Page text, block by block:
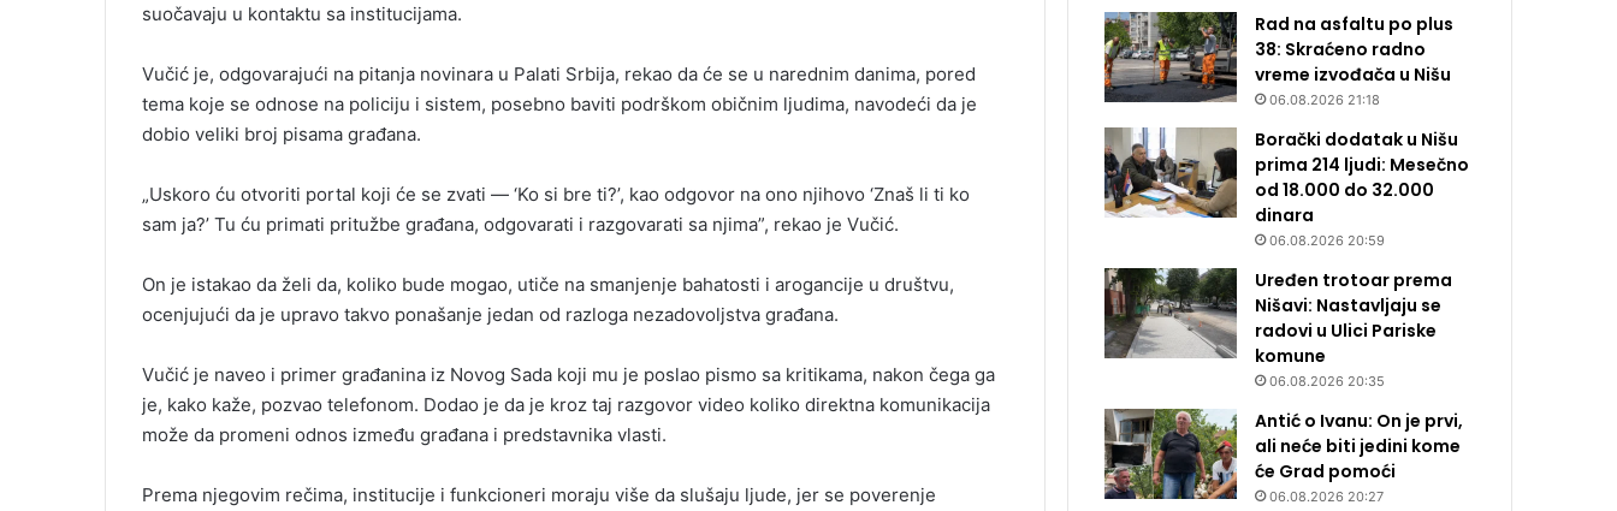
suočavaju u kontaktu sa institucijama.
Vučić je, odgovarajući na pitanja novinara u Palati Srbija, rekao da će se u narednim danima, pored
tema koje se odnose na policiju i sistem, posebno baviti podrškom običnim ljudima, navodeći da je
dobio veliki broj pisama građana.
„Uskoro ću otvoriti portal koji će se zvati — ‘Ko si bre ti?’, kao odgovor na ono njihovo ‘Znaš li ti ko
sam ja?’ Tu ću primati pritužbe građana, odgovarati i razgovarati sa njima”, rekao je Vučić.
On je istakao da želi da, koliko bude mogao, utiče na smanjenje bahatosti i arogancije u društvu,
ocenjujući da je upravo takvo ponašanje jedan od razloga nezadovoljstva građana.
Vučić je naveo i primer građanina iz Novog Sada koji mu je poslao pismo sa kritikama, nakon čega ga
je, kako kaže, pozvao telefonom. Dodao je da je kroz taj razgovor video koliko direktna komunikacija
može da promeni odnos između građana i predstavnika vlasti.
Prema njegovim rečima, institucije i funkcioneri moraju više da slušaju ljude, jer se poverenje
Rad na asfaltu po plus
38: Skraćeno radno
vreme izvođača u Nišu
06.08.2026 21:18
Borački dodatak u Nišu
prima 214 ljudi: Mesečno
od 18.000 do 32.000
dinara
06.08.2026 20:59
Uređen trotoar prema
Nišavi: Nastavljaju se
radovi u Ulici Pariske
komune
06.08.2026 20:35
Antić o Ivanu: On je prvi,
ali neće biti jedini kome
će Grad pomoći
06.08.2026 20:27